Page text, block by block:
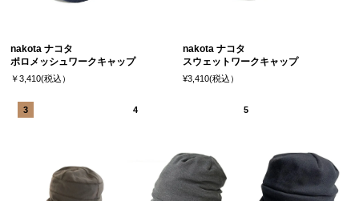
nakota ナコタ
ポロメッシュワークキャップ
￥3,410(税込）
nakota ナコタ
スウェットワークキャップ
¥3,410(税込）